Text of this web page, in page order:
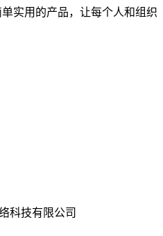
实用的产品，让每个人和组织
科技有限公司